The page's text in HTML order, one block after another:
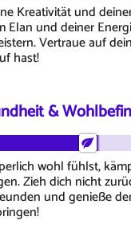
Kreativität und
Elan und deiner
Vertraue auf
hast!
&
wohl fühlst,
Zieh dich nicht
und genieße